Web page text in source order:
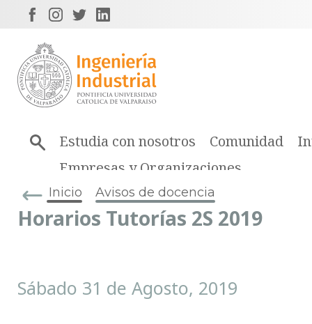
Estudia con nosotros Comunidad
Empresas y Organizaciones
Inicio Avisos de docencia
Horarios Tutorías 2S 2019
Sábado 31 de Agosto, 2019